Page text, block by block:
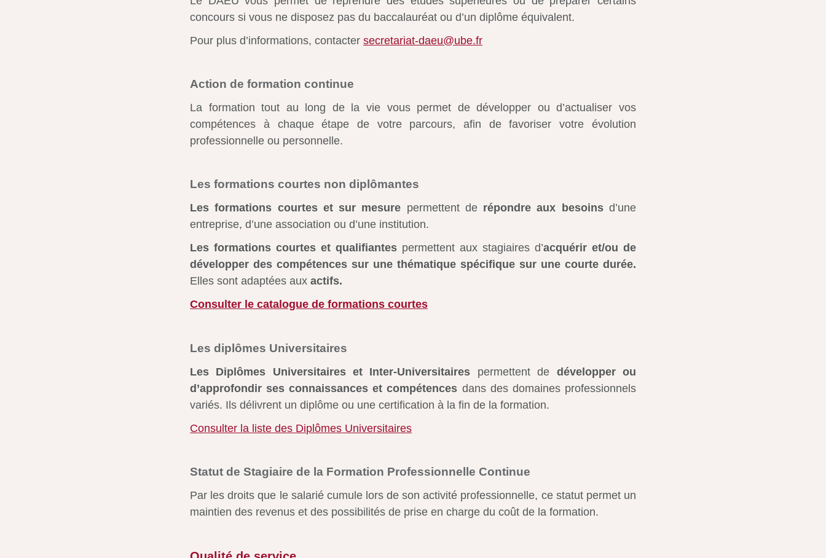
concours si vous ne disposez pas du baccalauréat ou d’un diplôme équivalent.
Pour plus d’informations, contactersecretariat-daeu@ube.fr
Action de formation continue
La formation tout au long de la vie vous permet de développer ou d’actualiser vos
compétences à chaque étape de votre parcours, afin de favoriser votre évolution
professionnelle ou personnelle.
Les formations courtes non diplômantes
Les formations courtes et sur mesure permettent de répondre aux besoinsd’une
entreprise, d’une association ou d’une institution.
Les formations courtes et qualifiantes permettent aux stagiaires d’acquérir et/ou de
développer des compétences sur une thématique spécifique sur une courte durée.
Elles sont adaptées auxactifs.
Consulter le catalogue de formations courtes
Les diplômes Universitaires
Les Diplômes Universitaires et Inter-Universitaires permettent de développer ou
d’approfondir ses connaissances et compétences dans des domaines professionnels
variés. Ils délivrent un diplôme ou une certification à la fin de la formation.
Consulter la liste des Diplômes Universitaires
Statut de Stagiaire de la Formation Professionnelle Continue
Par les droits que le salarié cumule lors de son activité professionnelle, ce statut permet un
maintien des revenus et des possibilités de prise en charge du coût de la formation.